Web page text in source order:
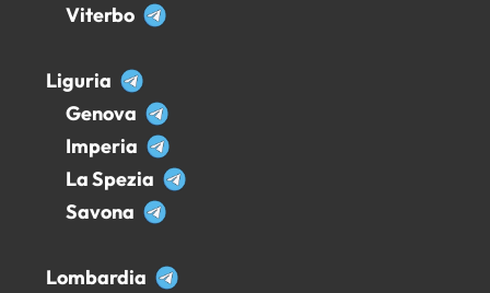
Viterbo
Liguria
Genova
Imperia
La Spezia
Savona
Lombardia